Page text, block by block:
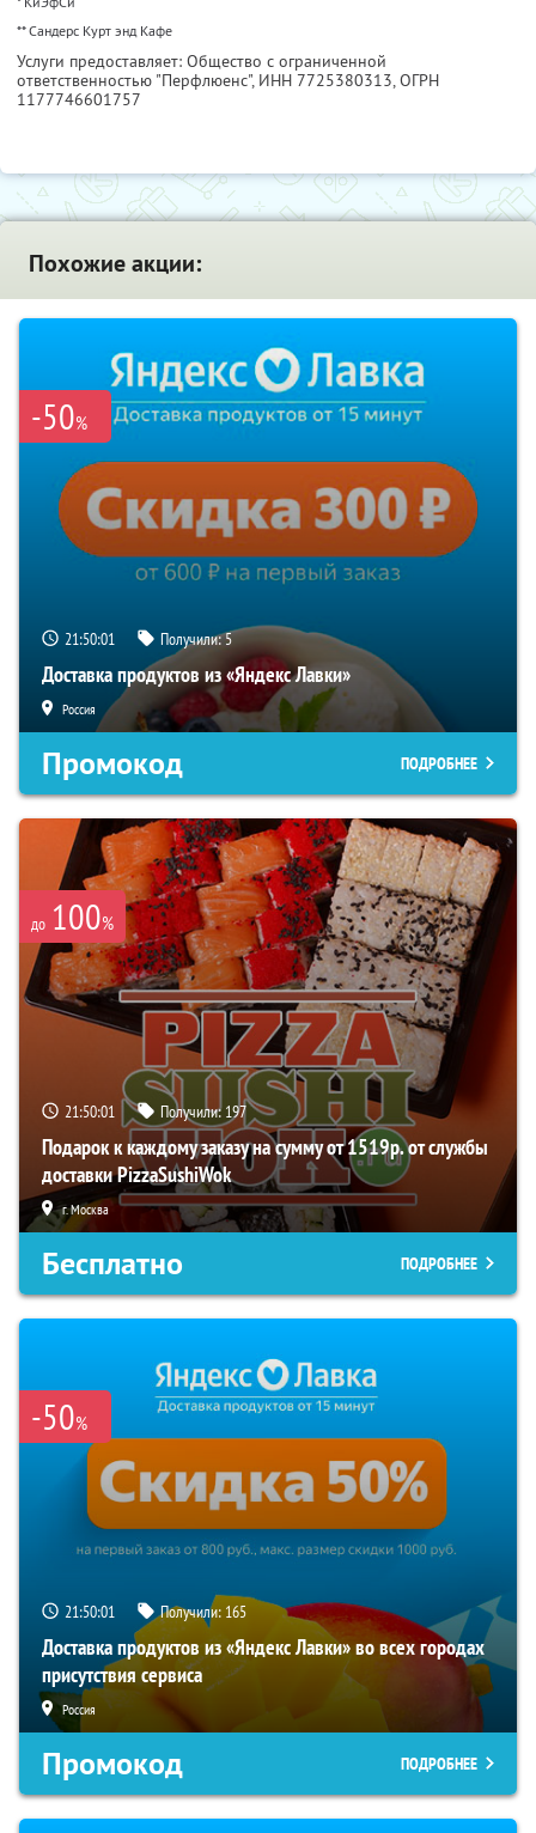
** Сандерс Курт энд Кафе
Услуги предоставляет: Общество с ограниченной
ответственностью "Перфлюенс", ИНН 7725380313, ОГРН
1177746601757
Похожие акции:
-50%
21:50:00 Получили:5
Доставка продуктов из «Яндекс Лавки»
Россия
Промокод ПОДРОБНЕЕ
до 100%
21:50:00 Получили:197
Подарок к каждому заказу на сумму от 1519р. от службы
доставки PizzaSushiWok
г. Москва
Бесплатно ПОДРОБНЕЕ
-50%
21:50:00 Получили: 165
Доставка продуктов из «Яндекс Лавки» во всех городах
присутствия сервиса
Россия
Промокод ПОДРОБНЕЕ